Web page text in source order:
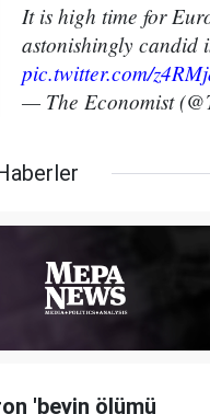
It is high time for
astonishingly candid
pic.twitter.com/
— The Economist
'beyin ölümü